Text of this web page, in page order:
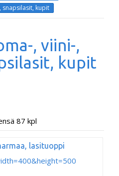
snapsilasit, kupit
, viini-,
kupit
87 kpl
lasituoppi